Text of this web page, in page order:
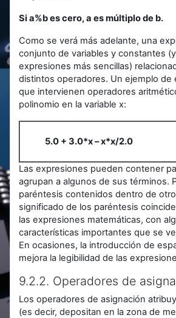
Si a%b es cero, a es múltiplo de b.
Como se verá más adelante, una
conjunto de variables y constantes
expresiones más sencillas)
distintos operadores. Un ejemplo de
que intervienen operadores
polinomio en la variable x:
5.0 + 3.0*x – x*x/2.0
Las expresiones pueden contener
agrupan a algunos de sus términos.
paréntesis contenidos dentro de
significado de los paréntesis
las expresiones matemáticas, con
características importantes que se
En ocasiones, la introducción de
mejora la legibilidad de las
9.2.2. Operadores de
Los operadores de asignación
(es decir, depositan en la zona de